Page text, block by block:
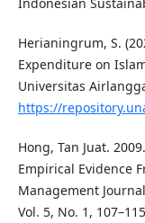
Herianingrum, S.
Expenditure on
Universitas
https://
Hong, Tan Juat.
Empirical Evidence
Management
Vol. 5, No. 1,